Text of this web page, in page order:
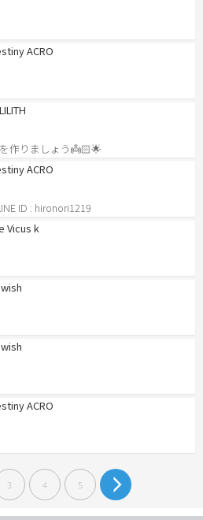
ACRO
作りましょう👼🏻🌟
ACRO
ID : hironori1219
Vicus k
ACRO
3 4 5